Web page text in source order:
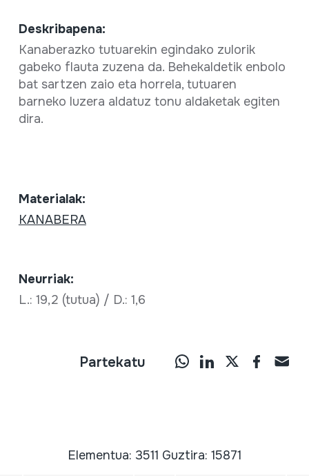
Deskribapena:
Kanaberazko tutuarekin egindako zulorik
gabeko flauta zuzena da. Behekaldetik enbolo
bat sartzen zaio eta horrela, tutuaren
barneko luzera aldatuz tonu aldaketak egiten
dira.
Materialak:
KANABERA
Neurriak:
L.: 19,2 (tutua) / D.: 1,6
Partekatu
Elementua: 3511 Guztira: 15871